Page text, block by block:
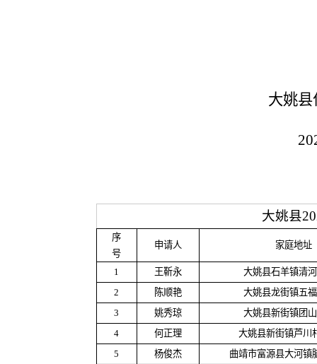
大姚县
大姚县
序
号
申请人 家庭地址
1 王靳永
大姚县石羊镇清
2
陈顺艳
大姚县龙街镇五
3
姚秀琼
大姚县新街镇团
4
何正理
大姚县新街镇芦川
5
杨俊杰
曲靖市富源县大河镇